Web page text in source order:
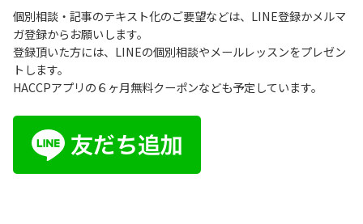
個別相談・記事のテキスト化のご要望などは、LINE登録かメルマ
ガ登録からお願いします。
登録頂いた方には、LINEの個別相談やメールレッスンをプレゼン
トします。
HACCPアプリの６ヶ月無料クーポンなども予定しています。